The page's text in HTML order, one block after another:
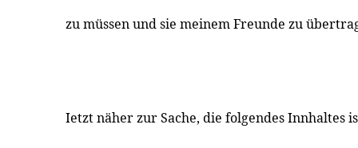
zu müssen und sie meinem Freunde zu
Ietzt näher zur Sache, die folgendes Innhaltes